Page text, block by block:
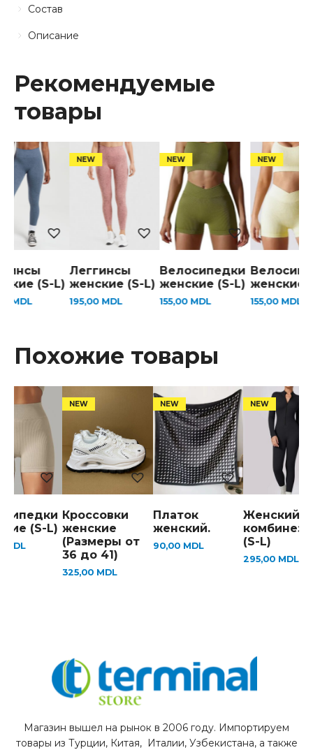
Описание
Состав
Рекомендуемые
товары
(S-L)
MDL
Леггинсы
женские (S-L)
195,00 MDL
Велосипедки
женские (S-L)
155,00 MDL
женские
155,00 MDL
Похожие товары
(S-L)
MDL
Кроссовки
женские
(Размеры от
36 до 41)
325,00 MDL
Платок
женский.
90,00 MDL
Женский
(S-L)
295,00 MDL
Магазин вышел на рынок в 2006 году. Импортируем
товары из Турции, Китая, Италии, Узбекистана, а также